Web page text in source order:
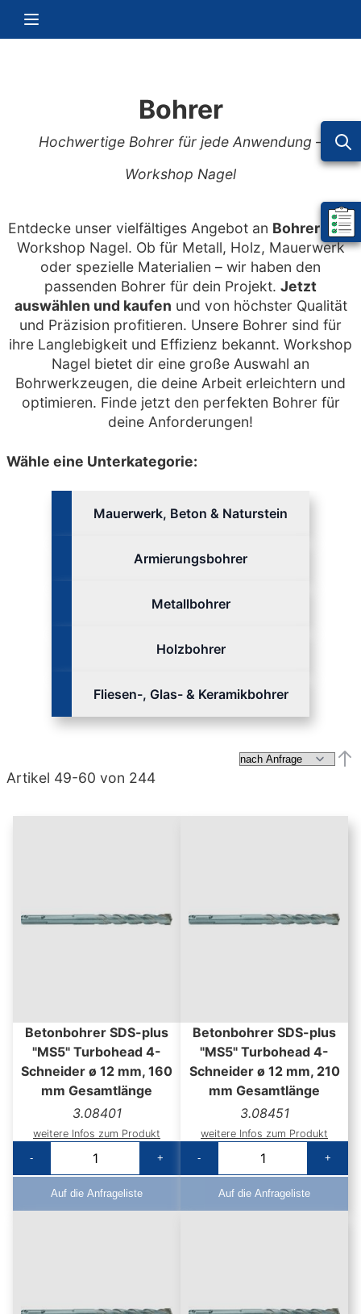
Navigation umschalten
Mein
Bohrer
Hochwertige Bohrer für jede Anwendung –
Workshop Nagel
Entdecke unser vielfältiges Angebot an Bohrern
bei
Workshop Nagel. Ob für Metall, Holz, Mauerwerk
oder spezielle Materialien – wir haben den
passenden Bohrer für dein Projekt. Jetzt
auswählen und kaufen und von höchster Qualität
und Präzision profitieren. Unsere Bohrer sind für
ihre Langlebigkeit und Effizienz bekannt. Workshop
Nagel bietet dir eine große Auswahl an
Bohrwerkzeugen, die deine Arbeit erleichtern und
optimieren. Finde jetzt den perfekten Bohrer für
deine Anforderungen!
Wähle eine Unterkategorie:
Mauerwerk, Beton & Naturstein
Armierungsbohrer
Metallbohrer
Holzbohrer
Fliesen-, Glas- & Keramikbohrer
Artikel 49-60 von 244
Betonbohrer SDS-plus
"MS5" Turbohead 4-
Schneider ø 12 mm, 160
mm Gesamtlänge
3.08401
weitere Infos zum Produkt
-
+
Auf die Anfrageliste
Betonbohrer SDS-plus
"MS5" Turbohead 4-
Schneider ø 12 mm, 210
mm Gesamtlänge
3.08451
weitere Infos zum Produkt
-
+
Auf die Anfrageliste